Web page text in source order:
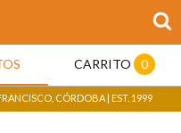
CARRITO 0
CÓRDOBA | EST. 1999